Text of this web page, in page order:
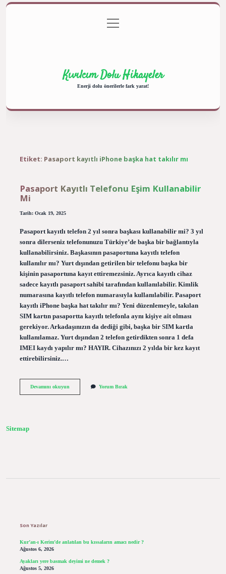
Gizlilik Politikası
menüyü
aç
Kıvılcım Dolu Hikayeler
Enerji dolu önerilerle fark yarat!
Etiket: Pasaport kayıtlı iPhone başka hat takılır mı
Pasaport Kayıtlı Telefonu Eşim Kullanabilir
Mi
Tarih: Ocak 19, 2025
Pasaport kayıtlı telefon 2 yıl sonra başkası kullanabilir mi? 3 yıl
sonra dilerseniz telefonunuzu Türkiye’de başka bir bağlantıyla
kullanabilirsiniz. Başkasının pasaportuna kayıtlı telefon
kullanılır mı? Yurt dışından getirilen bir telefonu başka bir
kişinin pasaportuna kayıt ettiremezsiniz. Ayrıca kayıtlı cihaz
sadece kayıtlı pasaport sahibi tarafından kullanılabilir. Kimlik
numarasına kayıtlı telefon numarasıyla kullanılabilir. Pasaport
kayıtlı iPhone başka hat takılır mı? Yeni düzenlemeyle, takılan
SIM kartın pasaportta kayıtlı telefonla aynı kişiye ait olması
gerekiyor. Arkadaşınızın da dediği gibi, başka bir SIM kartla
kullanılamaz. Yurt dışından 2 telefon getirdikten sonra 1 defa
IMEI kaydı yapılır mı? HAYIR. Cihazınızı 2 yılda bir kez kayıt
ettirebilirsiniz.…
Devamını okuyunPasaport
Yorum Bırak
Sitemap
Son Yazılar
Kur’an-ı Kerim’de anlatılan bu kıssaların amacı nedir ?
Ağustos 6, 2026
Ayakları yere basmak deyimi ne demek ?
Ağustos 5, 2026